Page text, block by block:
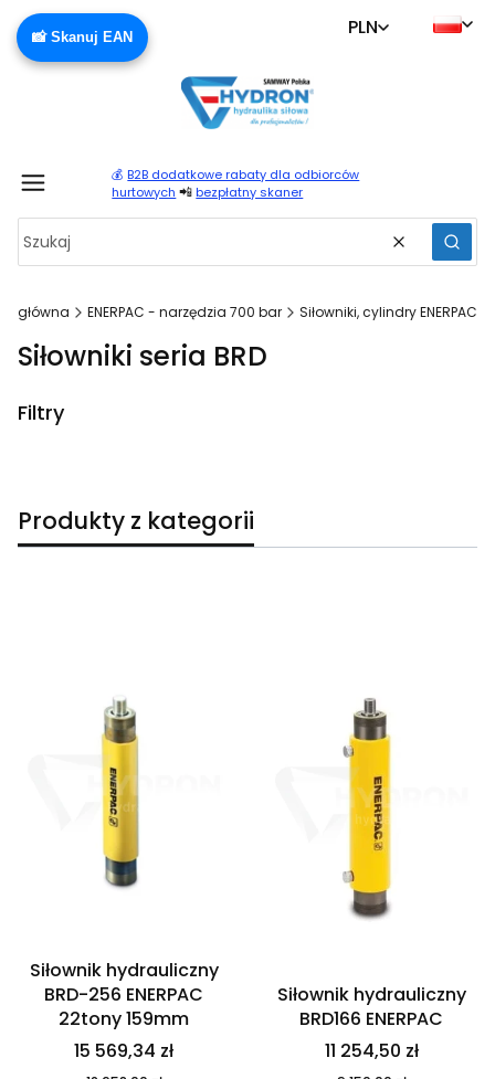
📸 Skanuj EAN PLN
💰 B2B dodatkowe rabaty dla odbiorców
hurtowych 📲 bezpłatny skaner
Wyczyść
główna ENERPAC - narzędzia 700 bar Siłowniki, cylindry ENERPAC
Siłowniki seria BRD
Filtry
Produkty z kategorii
Siłownik hydrauliczny
BRD-256 ENERPAC
22tony 159mm
15 569,34 zł
Siłownik hydrauliczny
BRD166 ENERPAC
11 254,50 zł